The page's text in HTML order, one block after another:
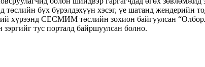
төслийн бүх бүрэлдэхүүн хэсэг, үе шатанд
хүрээнд СЕСМИМ төслийн зохион байгуулсан
зэргийг тус порталд байршуулсан болно.